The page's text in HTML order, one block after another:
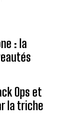
: la
Ops et
la triche